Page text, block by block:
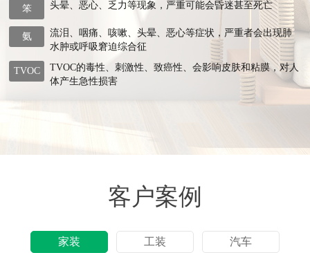
笨 头晕、恶心、乏力等现象，严重可能会昏迷甚至死亡
氨
流泪、咽痛、咳嗽、头晕、恶心等症状，严重者会出现肺
水肿或呼吸窘迫综合征
TVOC
TVOC的毒性、刺激性、致癌性、会影响皮肤和粘膜，对人
体产生急性损害
客户案例
家装 工装 汽车